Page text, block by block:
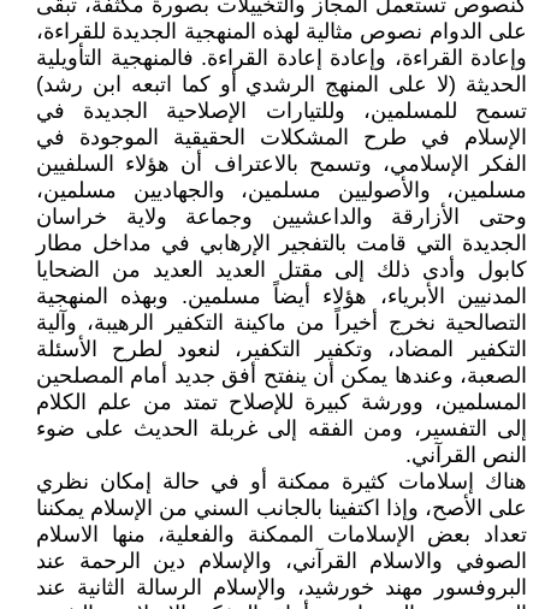
كنصوص تستعمل المجاز والتخييلات بصورة مكثفة، تبقى
على الدوام نصوص مثالية لهذه المنهجية الجديدة للقراءة،
وإعادة القراءة، وإعادة إعادة القراءة. فالمنهجية التأويلية
الحديثة (لا على المنهج الرشدي أو كما اتبعه ابن رشد)
تسمح للمسلمين، وللتيارات الإصلاحية الجديدة في
الإسلام في طرح المشكلات الحقيقية الموجودة في
الفكر الإسلامي، وتسمح بالاعتراف أن هؤلاء السلفيين
مسلمين، والأصوليين مسلمين، والجهاديين مسلمين،
وحتى الأزارقة والداعشيين وجماعة ولاية خراسان
الجديدة التي قامت بالتفجير الإرهابي في مداخل مطار
كابول وأدى ذلك إلى مقتل العديد العديد من الضحايا
المدنيين الأبرياء، هؤلاء أيضاً مسلمين. وبهذه المنهجية
التصالحية نخرج أخيراً من ماكينة التكفير الرهيبة، وآلية
التكفير المضاد، وتكفير التكفير، لنعود لطرح الأسئلة
الصعبة، وعندها يمكن أن ينفتح أفق جديد أمام المصلحين
المسلمين، وورشة كبيرة للإصلاح تمتد من علم الكلام
إلى التفسير، ومن الفقه إلى غربلة الحديث على ضوء
النص القرآني.
هناك إسلامات كثيرة ممكنة أو في حالة إمكان نظري
على الأصح، وإذا اكتفينا بالجانب السني من الإسلام يمكننا
تعداد بعض الإسلامات الممكنة والفعلية، منها الاسلام
الصوفي والاسلام القرآني، والإسلام دين الرحمة عند
البروفسور مهند خورشيد، والإسلام الرسالة الثانية عند